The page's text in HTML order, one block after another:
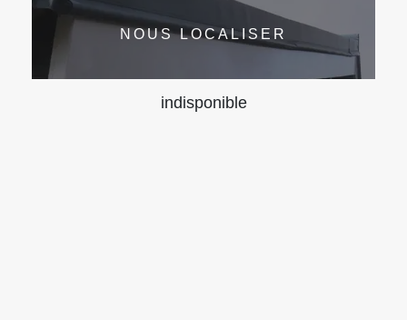
NOUS LOCALISER
indisponible